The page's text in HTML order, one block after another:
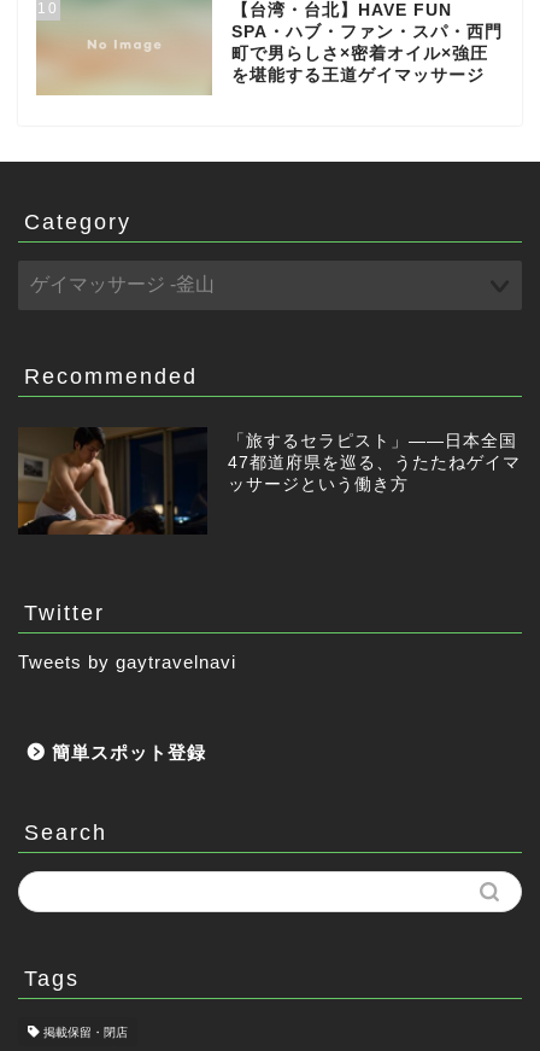
10
【台湾・台北】HAVE FUN
SPA・ハブ・ファン・スパ・西門
町で男らしさ×密着オイル×強圧
を堪能する王道ゲイマッサージ
Category
Recommended
「旅するセラピスト」——日本全国
47都道府県を巡る、うたたねゲイマ
ッサージという働き方
Twitter
Tweets by gaytravelnavi
簡単スポット登録
Search
Tags
掲載保留・閉店